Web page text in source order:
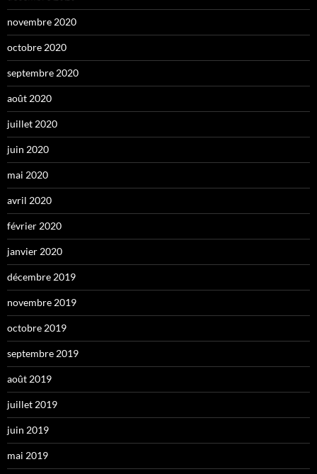
novembre 2020
octobre 2020
septembre 2020
août 2020
juillet 2020
juin 2020
mai 2020
avril 2020
février 2020
janvier 2020
décembre 2019
novembre 2019
octobre 2019
septembre 2019
août 2019
juillet 2019
juin 2019
mai 2019